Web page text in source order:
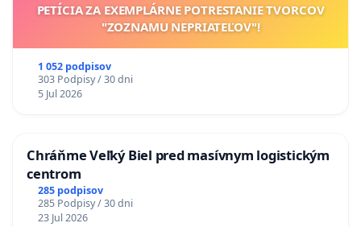
PETÍCIA ZA EXEMPLÁRNE POTRESTANIE TVORCOV
"ZOZNAMU NEPRIATEĽOV"!
1 052 podpisov
303 Podpisy / 30 dni
5 Jul 2026
Chráňme Veľký Biel pred masívnym logistickým
centrom
285 podpisov
285 Podpisy / 30 dni
23 Jul 2026